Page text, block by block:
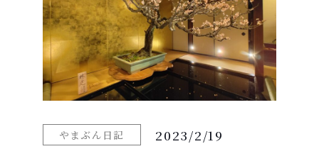
やまぶん日記 2023/2/19